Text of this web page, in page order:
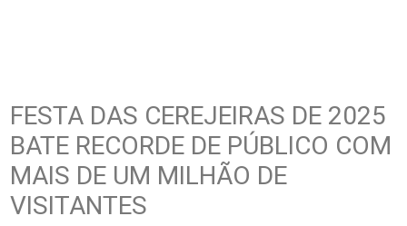
FESTA DAS CEREJEIRAS DE 2025
BATE RECORDE DE PÚBLICO COM
MAIS DE UM MILHÃO DE
VISITANTES